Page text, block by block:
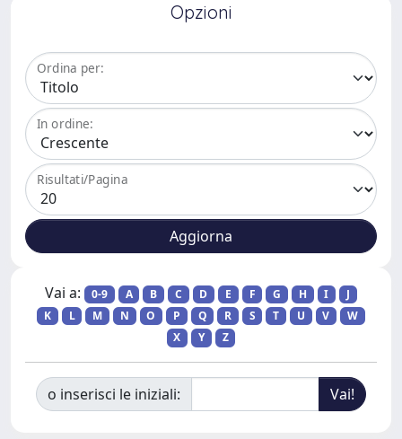
Opzioni
Ordina per:
In ordine:
Risultati/Pagina
Vai a: 0-9 A B C D E F G H I
J
K
L M N O P Q R S T U V
W
X
Y Z
o inserisci le iniziali: